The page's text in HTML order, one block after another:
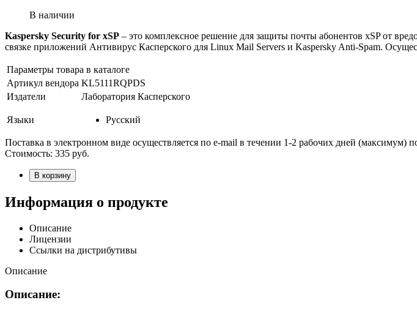
В наличии
Kaspersky Security for xSP – это комплексное решение для защиты почты абонентов xSP от
связке приложений Антивирус Касперского для Linux Mail Servers и Kaspersky Anti-Spam.
Параметры товара в каталоге
Артикул вендора KL5111RQPDS
Издатели
Лаборатория Касперского
Языки Русский
Поставка в электронном виде осуществляется по e-mail в течении 1-2 рабочих дней (максимум)
Стоимость: 335 руб.
В корзину
Информация о продукте
Описание
Лицензии
Ссылки на дистрибутивы
Описание
Описание: